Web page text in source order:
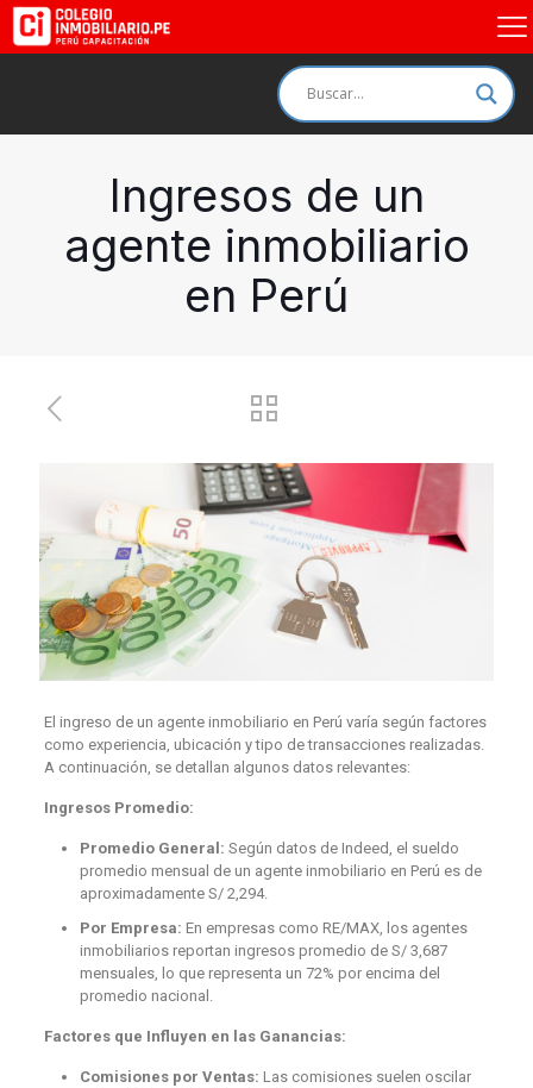
Ingresos de un
agente inmobiliario
en Perú
El ingreso de un agente inmobiliario en Perú varía según factores
como experiencia, ubicación y tipo de transacciones realizadas.
A continuación, se detallan algunos datos relevantes:
Ingresos Promedio:
Promedio General: Según datos de Indeed, el sueldo
promedio mensual de un agente inmobiliario en Perú es de
aproximadamente S/ 2,294.
Por Empresa: En empresas como RE/MAX, los agentes
inmobiliarios reportan ingresos promedio de S/ 3,687
mensuales, lo que representa un 72% por encima del
promedio nacional.
Factores que Influyen en las Ganancias:
Comisiones por Ventas: Las comisiones suelen oscilar